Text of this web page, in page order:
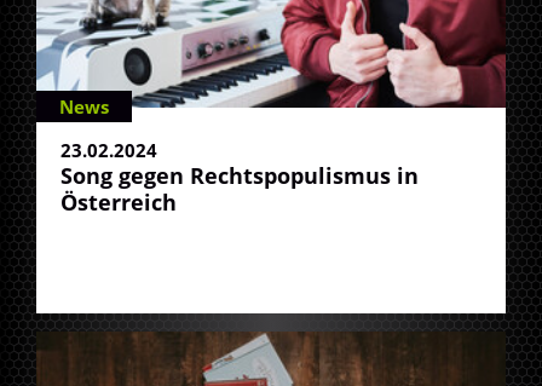
News
23.02.2024
Song gegen Rechtspopulismus in
Österreich